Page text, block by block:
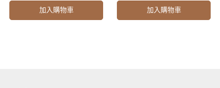
加入購物車 加入購物車